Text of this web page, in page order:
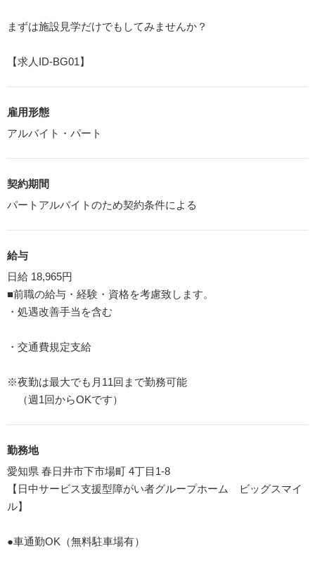
まずは施設見学だけでもしてみませんか？
【求人ID-BG01】
雇用形態
アルバイト・パート
契約期間
パートアルバイトのため契約条件による
給与
日給 18,965円
■前職の給与・経験・資格を考慮致します。
・処遇改善手当を含む
・交通費規定支給
※夜勤は最大でも月11回まで勤務可能
（週1回からOKです）
勤務地
愛知県 春日井市下市場町 4丁目1-8
【日中サービス支援型障がい者グループホーム ビッグスマイ
ル】
●車通勤OK（無料駐車場有）